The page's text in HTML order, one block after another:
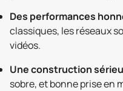
Des performances
classiques, les réseaux
vidéos.
Une construction
sobre, et bonne prise en